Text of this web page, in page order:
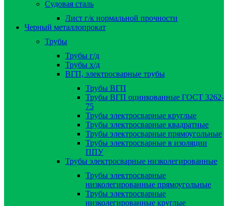
Судовая сталь
Лист г/к нормальной прочности
Черный металлопрокат
Трубы
Трубы г/д
Трубы х/д
ВГП, электросварные трубы
Трубы ВГП
Трубы ВГП оцинкованные ГОСТ 3262-
75
Трубы электросварные круглые
Трубы электросварные квадратные
Трубы электросварные прямоугольные
Трубы электросварные в изоляции
ППУ
Трубы электросварные низколегированные
Трубы электросварные
низколегированные прямоугольные
Трубы электросварные
низколегированные круглые